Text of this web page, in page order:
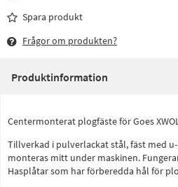
Spara produkt
Frågor om produkten?
Produktinformation
Centermonterat plogfäste för Goes
Tillverkad i pulverlackat stål, fäst med
monteras mitt under maskinen.
Hasplåtar som har förberedda hål för